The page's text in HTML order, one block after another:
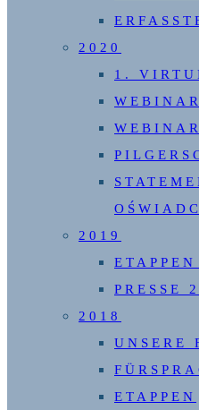
2020
1.
2019
PRESSE
2018
UNSERE
ETAPPEN